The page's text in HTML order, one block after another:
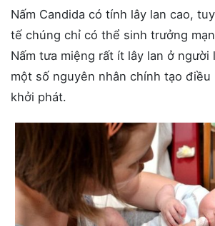
Nấm Candida có tính lây lan cao,
tế chúng chỉ có thể sinh trưởng
Nấm tưa miệng rất ít lây lan ở người
một số nguyên nhân chính tạo điều
khởi phát.